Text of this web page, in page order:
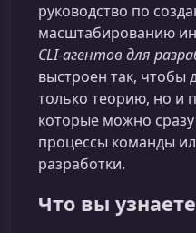
руководство по
масштабированию
CLI‑агентов для
выстроен так, чтобы
только теорию, но и
которые можно
процессы команды
разработки.
Что вы